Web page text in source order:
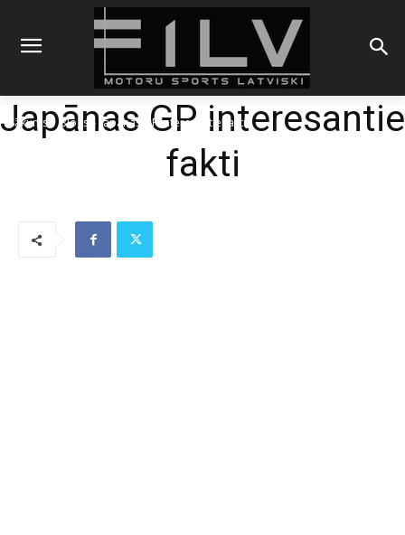
Sākums Blogs Japānas GP interesantie fakti
Japānas GP interesantie
fakti